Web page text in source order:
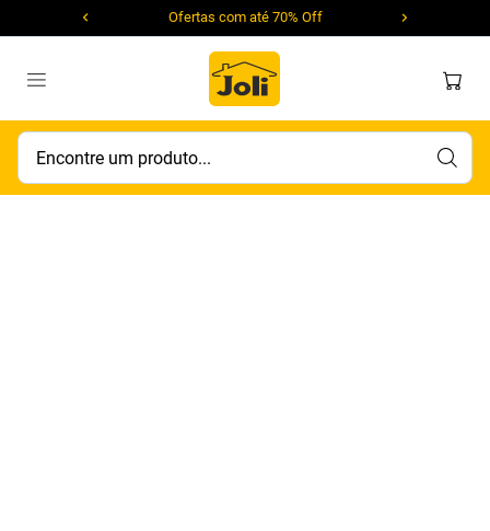
Ofertas com até 70% Off
Encontre um produto...